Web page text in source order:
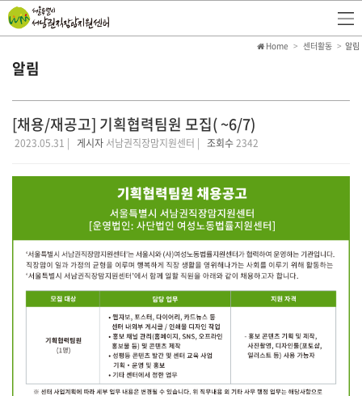
알림
Home 센터활동 알림
[채용/재공고] 기획협력팀원 모집( ~6/7)
2023.05.31 | 게시자 서남권직장맘지원센터 | 조회수2342